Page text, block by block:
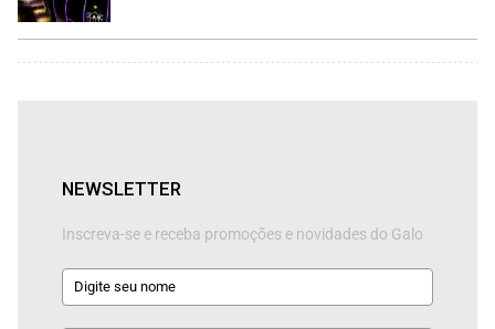
NEWSLETTER
Inscreva-se e receba promoções e novidades do Galo